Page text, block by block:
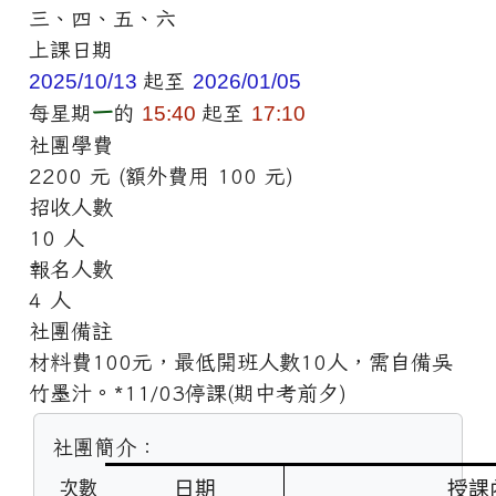
三、四、五、六
上課日期
2025/10/13 起至 2026/01/05
每星期 一的 15:40 起至 17:10
社團學費
2200 元 (額外費用 100 元)
招收人數
10 人
報名人數
4 人
社團備註
材料費100元，最低開班人數10人，需自備吳
竹墨汁。*11/03停課(期中考前夕)
社團簡介：
次數
日期 授課